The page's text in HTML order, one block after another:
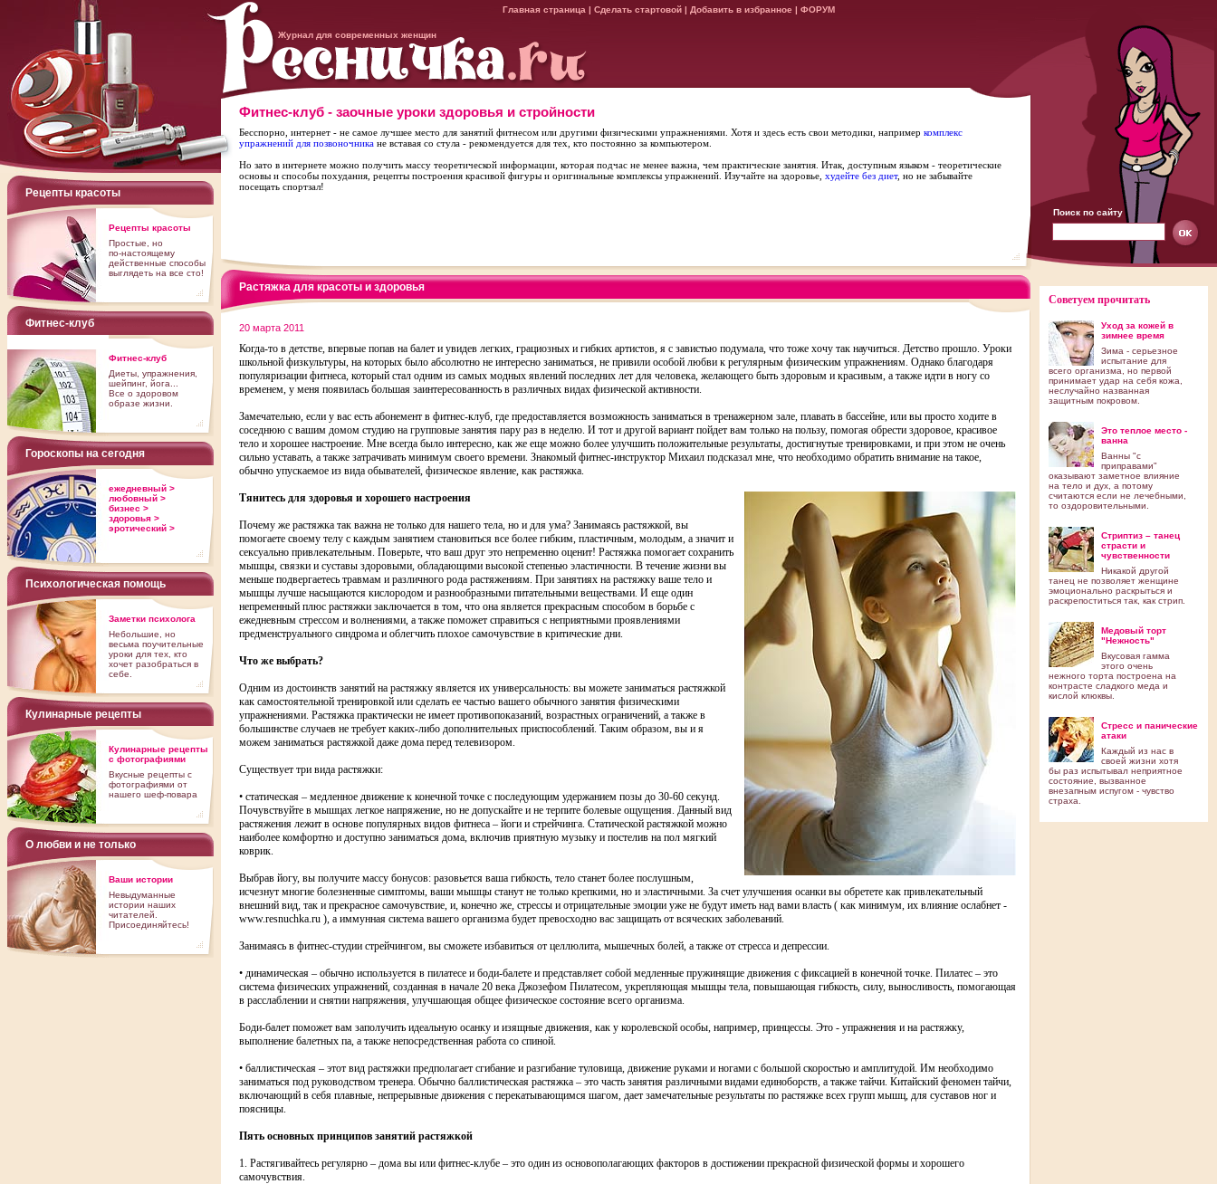
Журнал для современных женщин
Фитнес-клуб - заочные уроки здоровья и стройности
Бесспорно, интернет - не самое лучшее место для занятий фитнесом или другими физическими упражнениями. Хотя и здесь есть свои методики, например комплекс
упражнений для позвоночника не вставая со стула - рекомендуется для тех, кто постоянно за компьютером.
Но зато в интернете можно получить массу теоретической информации, которая подчас не менее важна, чем практические занятия. Итак, доступным языком - теоретические
основы и способы похудания, рецепты построения красивой фигуры и оригинальные комплексы упражнений. Изучайте на здоровье, худейте без диет, но не забывайте
посещать спортзал!
Поиск по сайту
Растяжка для красоты и здоровья
20 марта 2011
Когда-то в детстве, впервые попав на балет и увидев легких, грациозных и гибких артистов, я с завистью подумала, что тоже хочу так научиться. Детство прошло. Уроки
школьной физкультуры, на которых было абсолютно не интересно заниматься, не привили особой любви к регулярным физическим упражнениям. Однако благодаря
популяризации фитнеса, который стал одним из самых модных явлений последних лет для человека, желающего быть здоровым и красивым, а также идти в ногу со
временем, у меня появилась большая заинтересованность в различных видах физической активности.
Замечательно, если у вас есть абонемент в фитнес-клуб, где предоставляется возможность заниматься в тренажерном зале, плавать в бассейне, или вы просто ходите в
соседнюю с вашим домом студию на групповые занятия пару раз в неделю. И тот и другой вариант пойдет вам только на пользу, помогая обрести здоровое, красивое
тело и хорошее настроение. Мне всегда было интересно, как же еще можно более улучшить положительные результаты, достигнутые тренировками, и при этом не очень
сильно уставать, а также затрачивать минимум своего времени. Знакомый фитнес-инструктор Михаил подсказал мне, что необходимо обратить внимание на такое,
обычно упускаемое из вида обывателей, физическое явление, как растяжка.
Тянитесь для здоровья и хорошего настроения
Почему же растяжка так важна не только для нашего тела, но и для ума? Занимаясь растяжкой, вы
помогаете своему телу с каждым занятием становиться все более гибким, пластичным, молодым, а значит и
сексуально привлекательным. Поверьте, что ваш друг это непременно оценит! Растяжка помогает сохранить
мышцы, связки и суставы здоровыми, обладающими высокой степенью эластичности. В течение жизни вы
меньше подвергаетесь травмам и различного рода растяжениям. При занятиях на растяжку ваше тело и
мышцы лучше насыщаются кислородом и разнообразными питательными веществами. И еще один
непременный плюс растяжки заключается в том, что она является прекрасным способом в борьбе с
ежедневным стрессом и волнениями, а также поможет справиться с неприятными проявлениями
предменструального синдрома и облегчить плохое самочувствие в критические дни.
Что же выбрать?
Одним из достоинств занятий на растяжку является их универсальность: вы можете заниматься растяжкой
как самостоятельной тренировкой или сделать ее частью вашего обычного занятия физическими
упражнениями. Растяжка практически не имеет противопоказаний, возрастных ограничений, а также в
большинстве случаев не требует каких-либо дополнительных приспособлений. Таким образом, вы и я
можем заниматься растяжкой даже дома перед телевизором.
Существует три вида растяжки:
• статическая – медленное движение к конечной точке с последующим удержанием позы до 30-60 секунд.
Почувствуйте в мышцах легкое напряжение, но не допускайте и не терпите болевые ощущения. Данный вид
растяжения лежит в основе популярных видов фитнеса – йоги и стрейчинга. Статической растяжкой можно
наиболее комфортно и доступно заниматься дома, включив приятную музыку и постелив на пол мягкий
коврик.
Выбрав йогу, вы получите массу бонусов: разовьется ваша гибкость, тело станет более послушным,
исчезнут многие болезненные симптомы, ваши мышцы станут не только крепкими, но и эластичными. За счет улучшения осанки вы обретете как привлекательный
внешний вид, так и прекрасное самочувствие, и, конечно же, стрессы и отрицательные эмоции уже не будут иметь над вами власть ( как минимум, их влияние ослабнет -
www.resnuchka.ru ), а иммунная система вашего организма будет превосходно вас защищать от всяческих заболеваний.
Занимаясь в фитнес-студии стрейчингом, вы сможете избавиться от целлюлита, мышечных болей, а также от стресса и депрессии.
• динамическая – обычно используется в пилатесе и боди-балете и представляет собой медленные пружинящие движения с фиксацией в конечной точке. Пилатес – это
система физических упражнений, созданная в начале 20 века Джозефом Пилатесом, укрепляющая мышцы тела, повышающая гибкость, силу, выносливость, помогающая
в расслаблении и снятии напряжения, улучшающая общее физическое состояние всего организма.
Боди-балет поможет вам заполучить идеальную осанку и изящные движения, как у королевской особы, например, принцессы. Это - упражнения и на растяжку,
выполнение балетных па, а также непосредственная работа со спиной.
• баллистическая – этот вид растяжки предполагает сгибание и разгибание туловища, движение руками и ногами с большой скоростью и амплитудой. Им необходимо
заниматься под руководством тренера. Обычно баллистическая растяжка – это часть занятия различными видами единоборств, а также тайчи. Китайский феномен тайчи,
включающий в себя плавные, непрерывные движения с перекатывающимся шагом, дает замечательные результаты по растяжке всех групп мышц, для суставов ног и
поясницы.
Пять основных принципов занятий растяжкой
1. Растягивайтесь регулярно – дома вы или фитнес-клубе – это один из основополагающих факторов в достижении прекрасной физической формы и хорошего
самочувствия.
Советуем прочитать
Уход за кожей в
зимнее время
Зима - серьезное
испытание для
всего организма, но первой
принимает удар на себя кожа,
неслучайно названная
защитным покровом.
Это теплое место -
ванна
Ванны "с
приправами"
оказывают заметное влияние
на тело и дух, а потому
считаются если не лечебными,
то оздоровительными.
Стриптиз – танец
страсти и
чувственности
Никакой другой
танец не позволяет женщине
эмоционально раскрыться и
раскрепоститься так, как стрип.
Медовый торт
"Нежность"
Вкусовая гамма
этого очень
нежного торта построена на
контрасте сладкого меда и
кислой клюквы.
Стресс и панические
атаки
Каждый из нас в
своей жизни хотя
бы раз испытывал неприятное
состояние, вызванное
внезапным испугом - чувство
страха.
Главная страница | Сделать стартовой | Добавить в избранное | ФОРУМ
Рецепты красоты
Рецепты красоты
Простые, но
по-настоящему
действенные способы
выглядеть на все сто!
Фитнес-клуб
Фитнес-клуб
Диеты, упражнения,
шейпинг, йога...
Все о здоровом
образе жизни.
Гороскопы на сегодня
ежедневный >
любовный >
бизнес >
здоровья >
эротический >
Психологическая помощь
Заметки психолога
Небольшие, но
весьма поучительные
уроки для тех, кто
хочет разобраться в
себе.
Кулинарные рецепты
Кулинарные рецепты
с фотографиями
Вкусные рецепты с
фотографиями от
нашего шеф-повара
О любви и не только
Ваши истории
Невыдуманные
истории наших
читателей.
Присоединяйтесь!